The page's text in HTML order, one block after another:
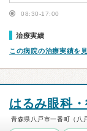
08:30-17:00
治療実績
この病院の治療実績を
はるみ眼科
青森県八戸市一番町（八